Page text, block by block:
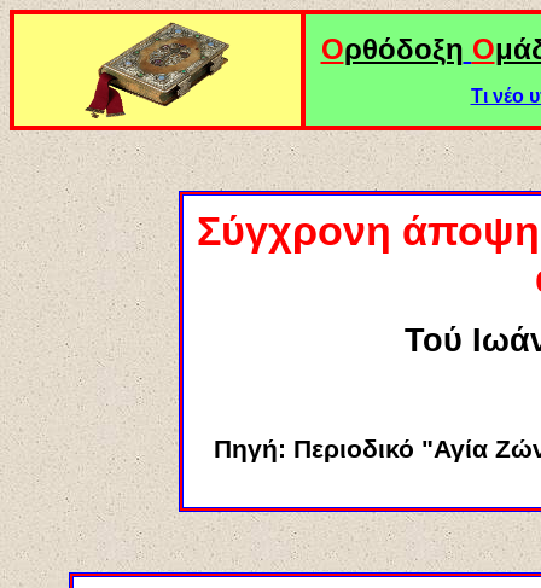
Ορθόδοξη Ο
Τι νέο
Σύγχρονη άποψη
Τού
Πηγή: Περιοδικό "Αγία